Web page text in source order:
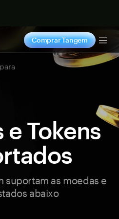
Comprar Tangem
Tokens
suportam as moedas e
abaixo